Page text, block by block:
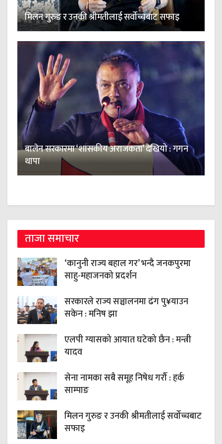
मिलन गुरुङ र उनकी श्रीमतीलाई सर्वोच्चबाट सफाइ
बालेन सरकारमा ‘शासकीय अराजकता’ देखियो : गगन
थापा
ताजा समाचार
‘कानुनी राज्य बहाल गर’ भन्दै जनकपुरमा
साहु-महाजनको प्रदर्शन
सरकारले राज्य सञ्चालनमा ढंग पु¥याउन
सकेन : मनिष झा
एलपी ग्यासको आयात घटेको छैन : मन्त्री
यादव
सेना नामका सबै समूह निषेध गरौँ : हर्क
साम्पाङ
मिलन गुरुङ र उनकी श्रीमतीलाई सर्वोच्चबाट
सफाइ